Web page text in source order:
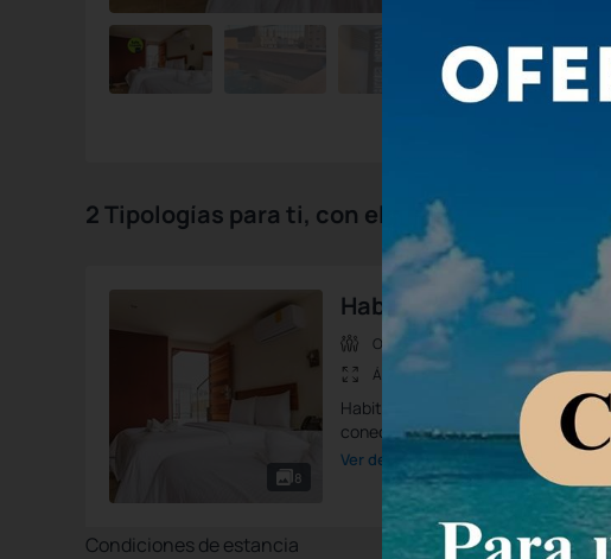
2 Tipologías para ti, con el mejor precio
8
Habitacion Estandar
Ocup.max.:
Área: 30 m2
Habitación con 2 camas dobles.
conector cerca de la cama,
Ver detalle de la habitación
Condiciones de estancia